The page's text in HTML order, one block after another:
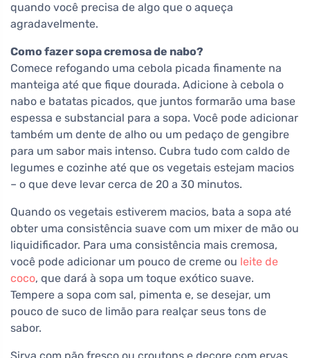
quando você precisa de algo que o aqueça
agradavelmente.
Como fazer sopa cremosa de nabo?
Comece refogando uma cebola picada finamente na
manteiga até que fique dourada. Adicione à cebola o
nabo e batatas picados, que juntos formarão uma base
espessa e substancial para a sopa. Você pode adicionar
também um dente de alho ou um pedaço de gengibre
para um sabor mais intenso. Cubra tudo com caldo de
legumes e cozinhe até que os vegetais estejam macios
– o que deve levar cerca de 20 a 30 minutos.
Quando os vegetais estiverem macios, bata a sopa até
obter uma consistência suave com um mixer de mão ou
liquidificador. Para uma consistência mais cremosa,
você pode adicionar um pouco de creme ou leite de
coco, que dará à sopa um toque exótico suave.
Tempere a sopa com sal, pimenta e, se desejar, um
pouco de suco de limão para realçar seus tons de
sabor.